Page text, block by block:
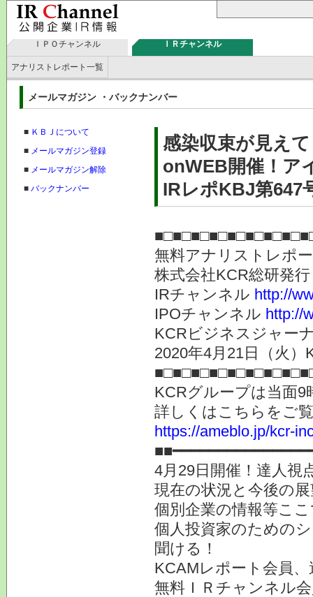
ＩＰＯチャンネル ＩＲチャンネル
アナリストレポート一覧
メールマガジン ・バックナンバー
■ ＫＢＪについて
■ メールマガジン登録
■ メールマガジン解除
■ バックナンバー
感染収束が見え
onWEB開催！ア
IRレポKBJ第647
無料アナリストレポ
株式会社
IRチャンネル http://
IPOチャンネル http://
KCRビジネスジャー
2020年4月21日（火）
KCRグループは当面9
詳しくはこちらをご
https://ameblo.jp/kcr-
4月29日開催！達人視
現在の状況と今後の
個別企業の情報等こ
個人投資家のための
聞ける！
KCAMレポート会員
無料ＩＲチャンネル